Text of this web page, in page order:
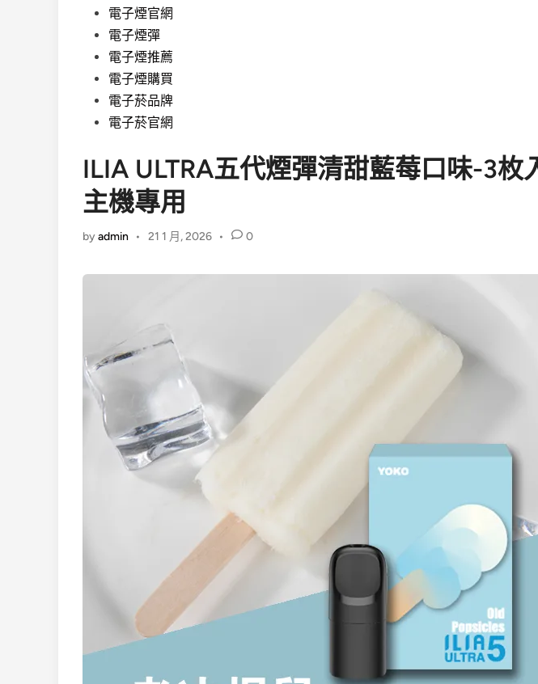
電子煙官網
電子煙彈
電子煙推薦
電子煙購買
電子菸品牌
電子菸官網
ILIA ULTRA五代煙彈清甜藍莓口味-3枚
主機專用
byadmin • 21 1 月, 2026 • 0